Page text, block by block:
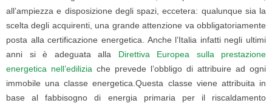
all’ampiezza e disposizione degli spazi, eccetera: qualunque sia la
scelta degli acquirenti, una grande attenzione va obbligatoriamente
posta alla certificazione energetica. Anche l’Italia infatti negli ultimi
anni si è adeguata alla Direttiva Europea sulla prestazione
energetica nell’edilizia che prevede l’obbligo di attribuire ad ogni
immobile una classe energetica.Questa classe viene attribuita in
base al fabbisogno di energia primaria per il riscaldamento